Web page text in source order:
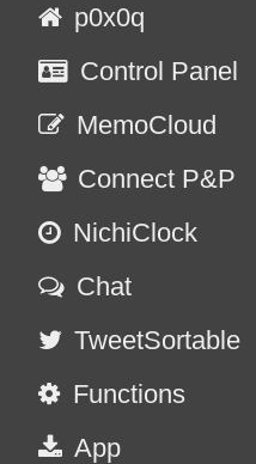
p0x0q
Control Panel
MemoCloud
Connect P&P
NichiClock
Chat
TweetSortable
Functions
App